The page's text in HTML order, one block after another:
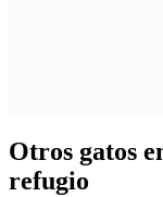
Otros gatos
refugio